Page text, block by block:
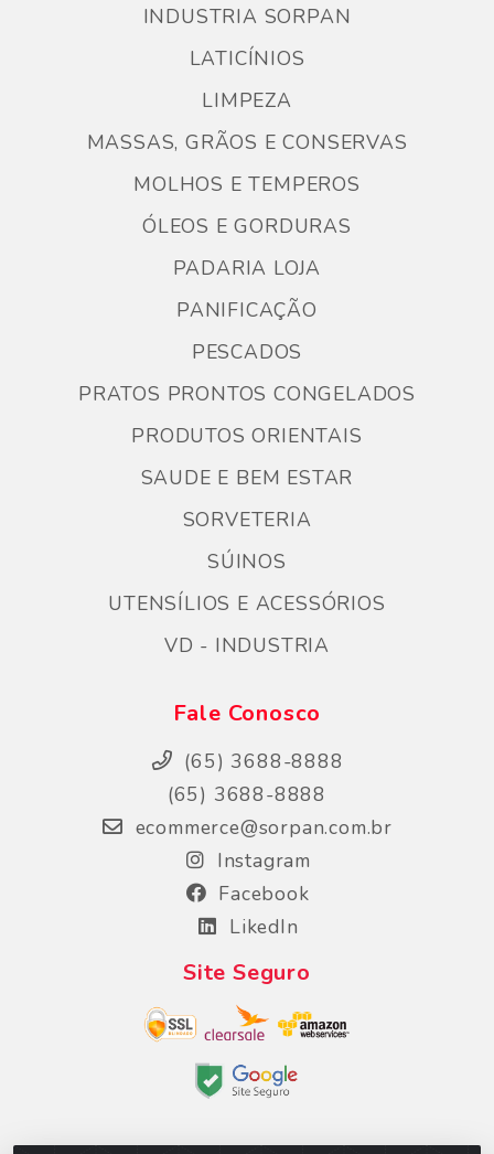
INDUSTRIA SORPAN
LATICÍNIOS
LIMPEZA
MASSAS, GRÃOS E CONSERVAS
MOLHOS E TEMPEROS
ÓLEOS E GORDURAS
PADARIA LOJA
PANIFICAÇÃO
PESCADOS
PRATOS PRONTOS CONGELADOS
PRODUTOS ORIENTAIS
SAUDE E BEM ESTAR
SORVETERIA
SÚINOS
UTENSÍLIOS E ACESSÓRIOS
VD - INDUSTRIA
Fale Conosco
(65) 3688-8888
(65) 3688-8888
ecommerce@sorpan.com.br
Instagram
Facebook
LikedIn
Site Seguro